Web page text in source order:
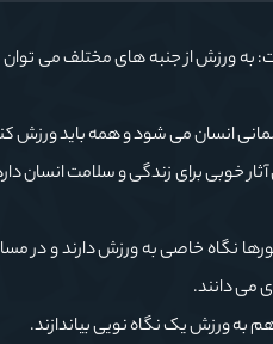
به ورزش از جنبه های مختلف می
انسان می شود و همه باید ورزش
خوبی برای زندگی و سلامت انسان
نگاه خاصی به ورزش دارند و در
می دانند.
به ورزش یک نگاه نویی بیاندازند.